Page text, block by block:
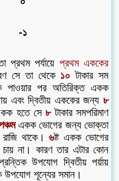
-১
প্রথম পর্যায়ে প্রথম এককের
সে তা থেকে ১০ টাকার সম
পাওয়ার পর অতিরিক্ত একক
এবং দ্বিতীয় এককের জন্য ৮
একক হতে সে৮ টাকার সমপরিমাণ
একক ভোগের জন্য ভোক্তা
রাজি থাকে।৬ষ্ট একক ভোগের
না। কারণ তার এটার কোন
উপযোগ দ্বিতীয় পর্য়ায়
উপযোগ শূন্যের সমান।